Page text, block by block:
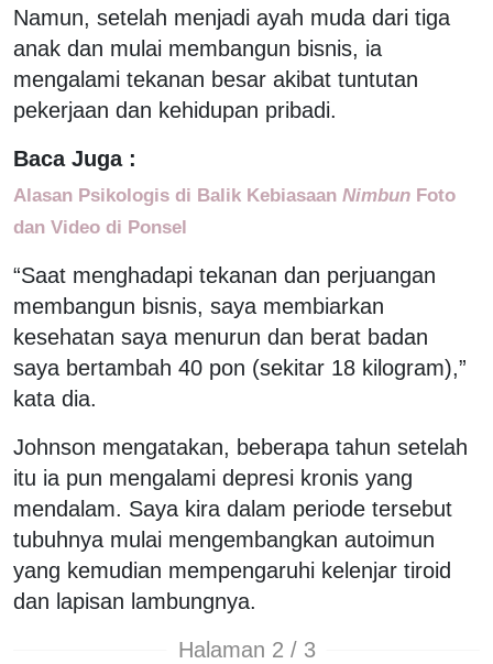
Namun, setelah menjadi ayah muda dari tiga
anak dan mulai membangun bisnis, ia
mengalami tekanan besar akibat tuntutan
pekerjaan dan kehidupan pribadi.
Baca Juga :
Alasan Psikologis di Balik Kebiasaan Nimbun Foto
dan Video di Ponsel
“Saat menghadapi tekanan dan perjuangan
membangun bisnis, saya membiarkan
kesehatan saya menurun dan berat badan
saya bertambah 40 pon (sekitar 18 kilogram),”
kata dia.
Johnson mengatakan, beberapa tahun setelah
itu ia pun mengalami depresi kronis yang
mendalam. Saya kira dalam periode tersebut
tubuhnya mulai mengembangkan autoimun
yang kemudian mempengaruhi kelenjar tiroid
dan lapisan lambungnya.
Halaman 2 / 3